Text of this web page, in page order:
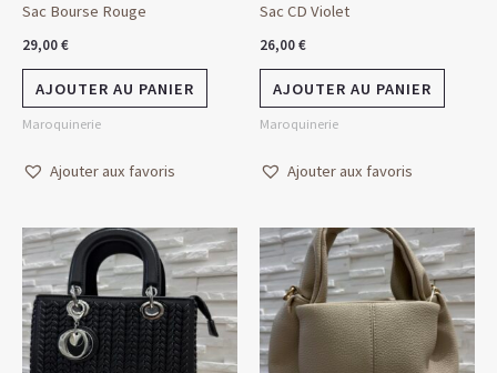
Sac Bourse Rouge
29,00€
AJOUTER AU PANIER
Maroquinerie
Ajouter aux favoris
Sac CD Violet
26,00€
AJOUTER AU PANIER
Maroquinerie
Ajouter aux favoris